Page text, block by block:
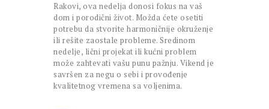
Rakovi, ova nedelja donosi fokus na vaš
dom i porodični život. Možda ćete osetiti
potrebu da stvorite harmoničnije okruženje
ili rešite zaostale probleme. Sredinom
nedelje, lični projekat ili kućni problem
može zahtevati vašu punu pažnju. Vikend je
savršen za negu o sebi i provođenje
kvalitetnog vremena sa voljenima.